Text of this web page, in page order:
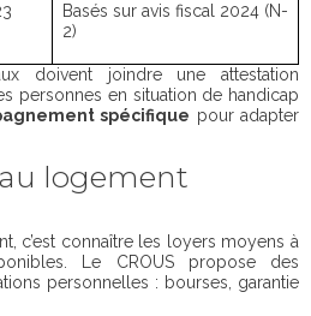
Basés sur avis fiscal 2024 (N-
2)
doivent joindre une attestation
personnes en situation de handicap
spécifique pour adapter
logement
c’est connaître les loyers moyens à
Le CROUS propose des
personnelles : bourses, garantie